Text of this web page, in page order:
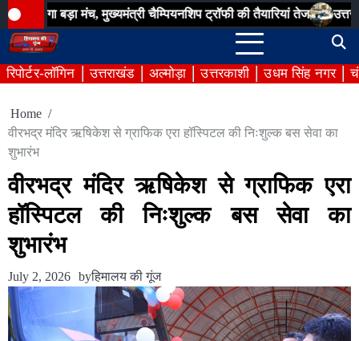
Skip
to
content
मंच, मुख्यमंत्री चैम्पियनशिप ट्रॉफी की तैयारियां तेज उत्तराखण्ड राज्य
रिपोर्टर-लॉगिन उत्तराखंड अल्मोड़ा उत्तरकाशी उधम सिंह नगर
Home
वीरभद्र मंदिर ऋषिकेश से ग्राफिक एरा हॉस्पिटल की निःशुल्क बस सेवा का
शुभारंभ
वीरभद्र मंदिर ऋषिकेश से ग्राफिक एरा
हॉस्पिटल की निःशुल्क बस सेवा का
शुभारंभ
July 2, 2026 byहिमालय की गूंज